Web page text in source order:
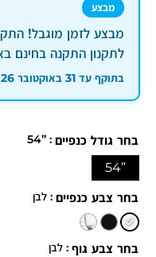
מבצע
מבצע לזמן מוגבל!
לתקנון התקנה בחינם
בתוקף עד 31 באוקטובר 2026
בחר גודל כנפיים : ”54
”54
בחר צבע כנפיים : לבן
בחר צבע גוף : לבן